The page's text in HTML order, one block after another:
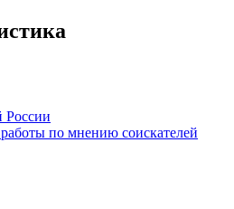
России
по мнению соискателей